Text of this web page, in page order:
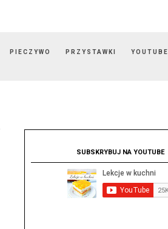
PIECZYWO PRZYSTAWKI YOUTUBE
SUBSKRYBUJ NA YOUTUBE